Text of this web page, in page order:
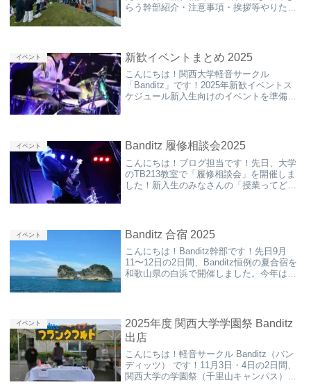
らう幹部紹介・注意事項・挨拶等やりたい
真撮...
イベント 新歓イベントまとめ 2025
こんにちは！関西大学軽音サークル
「Banditz」です！2025年新歓イベントス
ケジュール新入生向けのイベントを準備中
イベント Banditz 履修相談会2025
こんにちは！ブログ担当です！先日、大学
のTB213教室で「履修相談会」を開催しま
した！新入生のみなさんの「授業ってどう
談会の概...
イベント Banditz 合宿 2025
こんにちは！Banditz幹部です！先日9月
11〜12日の2日間、Banditz恒例の夏合宿を
和歌山県の白浜で開催しました。今年は総
イベント
2025年度 関西大学学園祭 Banditz
出店
こんにちは！軽音サークル Banditz（バン
ディッツ） です！11月3日・4日の2日間、
関西大学の学園祭（千里山キャンパス）に